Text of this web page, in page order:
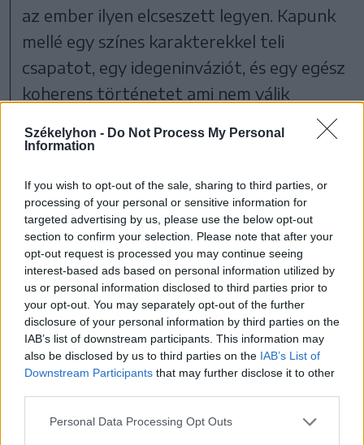
Székelyhon - Do Not Process My Personal
Information
If you wish to opt-out of the sale, sharing to third parties, or
processing of your personal or sensitive information for
targeted advertising by us, please use the below opt-out
section to confirm your selection. Please note that after your
opt-out request is processed you may continue seeing
interest-based ads based on personal information utilized by
us or personal information disclosed to third parties prior to
your opt-out. You may separately opt-out of the further
disclosure of your personal information by third parties on the
IAB’s list of downstream participants. This information may
also be disclosed by us to third parties on the IAB’s List of
Downstream Participants that may further disclose it to other
Personal Data Processing Opt Outs
az ember ilyen elcseszett legyen. Kapunk
mellé egy színes karakterekkel teli
csapatot, egy idegeninváziót, és egy egész
koherens történetet ami nem válik
humorfaktort sem fogták vissza James
nyitány ami valaha készült.